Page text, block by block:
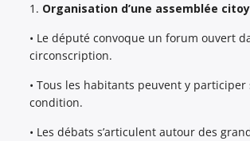
1. Organisation d’une assemblée
• Le député convoque un forum ouvert
circonscription.
• Tous les habitants peuvent y participer
condition.
• Les débats s’articulent autour des